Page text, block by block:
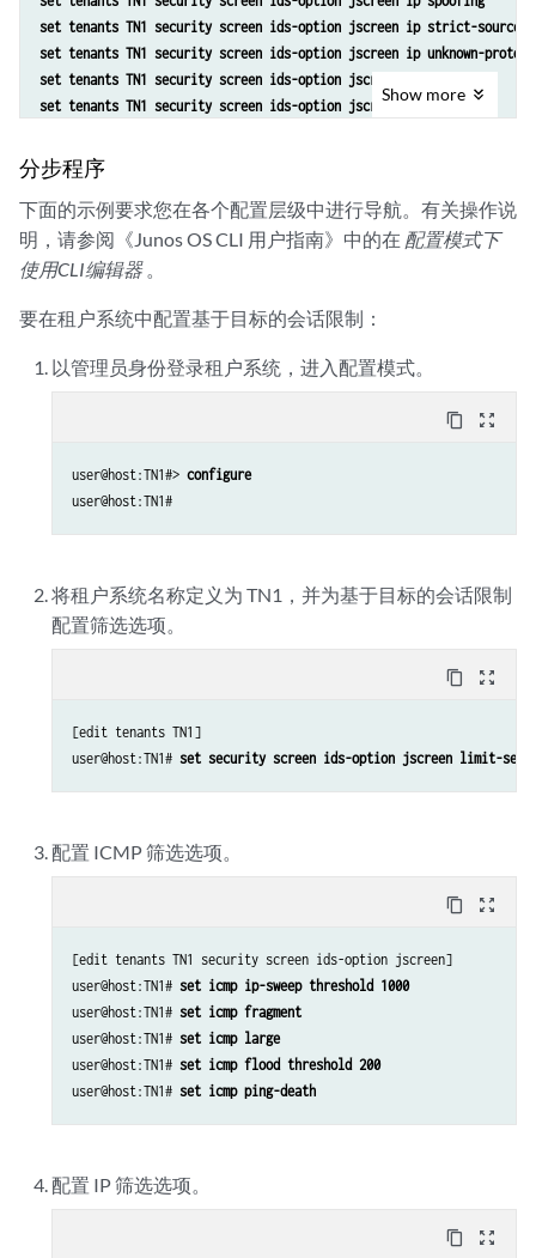
set tenants TN1 security screen ids-option jscreen ip strict-source-
set tenants TN1 security screen ids-option jscreen ip unknown-
set tenants TN1 security screen ids-option jscreen ip tear-drop
set tenants TN1 security screen ids-option jscreen tcp syn-fin
set tenants TN1 security screen ids-option jscreen tcp syn-frag
set tenants TN1 security screen ids-option jscreen tcp port-scan
set tenants TN1 security screen ids-option jscreen tcp syn-ack-ack-
set tenants TN1 security screen ids-option jscreen tcp syn-flood
set tenants TN1 security screen ids-option jscreen tcp syn-flood
set tenants TN1 security screen ids-option jscreen tcp syn-flood
set tenants TN1 security screen ids-option jscreen tcp land
set tenants TN1 security screen ids-option jscreen tcp winnuke
set tenants TN1 security screen ids-option jscreen tcp tcp-sweep
set tenants TN1 security screen ids-option jscreen udp udp-sweep
set tenants TN1 security zones security-zone untrust screen jscreen
Show more
分步程序
下面的示例要求您在各个配置层级中进行导航。有关操作说
明，请参阅《Junos OS CLI 用户指南》中的在 配置模式下
使用CLI编辑器。
要在租户系统中配置基于目标的会话限制：
以管理员身份登录租户系统，进入配置模式。
content_copy zoom_out_map
user@host:TN1#> configure
将租户系统名称定义为 TN1，并为基于目标的会话限制
配置筛选选项。
content_copy zoom_out_map
[edit tenants TN1]
user@host:TN1# set security screen ids-option jscreen limit-
配置 ICMP 筛选选项。
content_copy zoom_out_map
[edit tenants TN1 security screen ids-option jscreen]
user@host:TN1# set icmp ip-sweep threshold 1000
user@host:TN1# set icmp fragment
user@host:TN1# set icmp large
user@host:TN1# set icmp flood threshold 200
user@host:TN1# set icmp ping-death
配置 IP 筛选选项。
content_copy zoom_out_map